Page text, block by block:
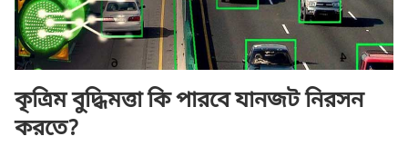
কৃত্রিম বুদ্ধিমত্তা কি পারবে যানজট নিরসন
করতে?